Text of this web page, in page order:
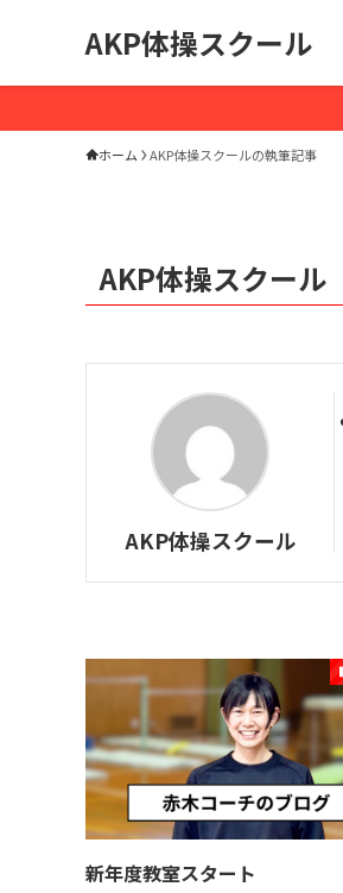
AKP体操スクール
ホーム AKP体操スクールの執筆記事
AKP体操スクール
AKP体操スクール
新年度教室スタート